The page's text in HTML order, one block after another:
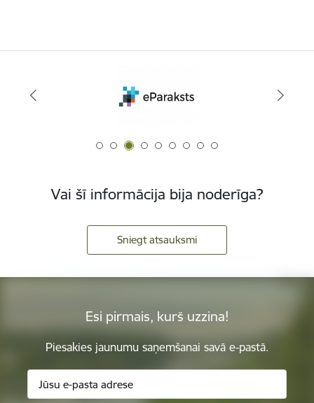
Vai šī informācija bija noderīga?
Sniegt atsauksmi
Esi pirmais, kurš uzzina!
Piesakies jaunumu saņemšanai savā e-pastā.